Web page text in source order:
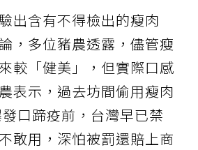
出含有不得檢出的瘦肉
，多位豬農透露，儘管瘦
較「健美」，但實際口感
表示，過去坊間偷用瘦肉
口蹄疫前，台灣早已禁
敢用，深怕被罰還賠上商